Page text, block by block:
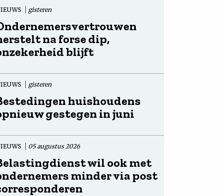
gisteren
na forse dip,
blijft
gisteren
huishoudens
gestegen in juni
05 augustus 2026
wil ook met
minder via post